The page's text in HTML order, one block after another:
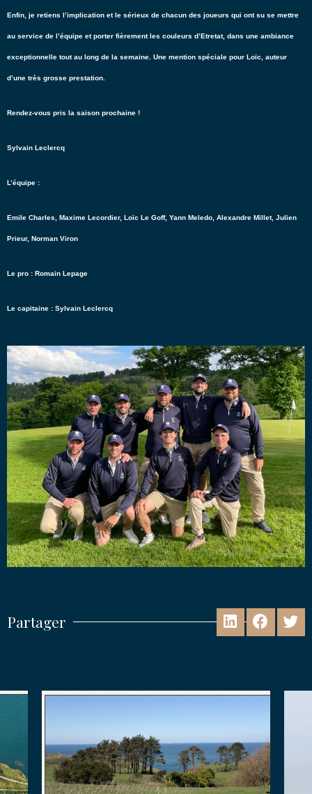
Enfin, je retiens l’implication et le sérieux de chacun des joueurs qui ont su se mettre
au service de l’équipe et porter fièrement les couleurs d’Etretat, dans une ambiance
exceptionnelle tout au long de la semaine. Une mention spéciale pour Loïc, auteur
d’une très grosse prestation.
Rendez-vous pris la saison prochaine !
Sylvain Leclercq
L’équipe :
Emile Charles, Maxime Lecordier, Loïc Le Goff, Yann Meledo, Alexandre Millet, Julien
Prieur, Norman Viron
Le pro : Romain Lepage
Le capitaine : Sylvain Leclercq
Partager